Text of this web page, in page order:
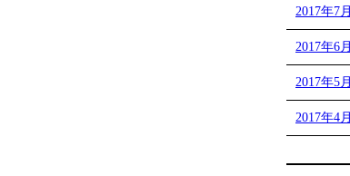
2017年7月
2017年6月
2017年5月
2017年4月